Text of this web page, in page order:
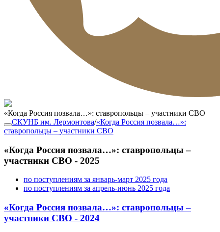
«Когда Россия позвала…»: ставропольцы – участники СВО
СКУНБ им. Лермонтова/«Когда Россия позвала…»:
ставропольцы – участники СВО
«Когда Россия позвала…»: ставропольцы –
участники СВО - 2025
по поступлениям за январь-март 2025 года
по поступлениям за апрель-июнь 2025 года
«Когда Россия позвала…»: ставропольцы –
участники СВО - 2024